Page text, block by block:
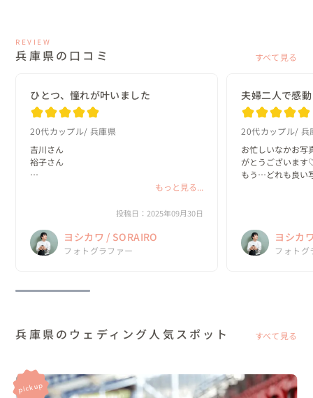
REVIEW
兵庫県の口コミ すべて見る
ひとつ、憧れが叶いました
20代カップル 兵庫県
吉川さん
裕子さん
今日は本当にありがとうございました。
いない私たちでしたが、すぐにリラックスで
した
また、念願だった神戸と淡路島の前撮りがで
もっと見る...
投稿日：2025年09月30日
ヨシカワ / SORAIRO
フォトグラファー
夫婦二人で感
20代カップル 兵
お忙しいなかお写
がとうございま
もう…どれも良い
ちょうど今、ウェ
ヨシカ
フォトグ
兵庫県のウェディング人気スポット すべて見る